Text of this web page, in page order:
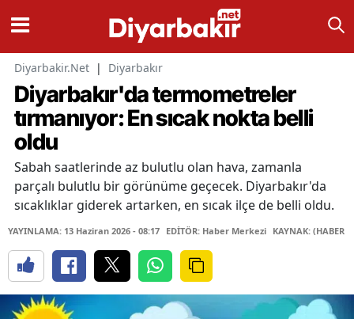
Diyarbakir.Net | Diyarbakır
Diyarbakır'da termometreler
tırmanıyor: En sıcak nokta belli
oldu
Sabah saatlerinde az bulutlu olan hava, zamanla
parçalı bulutlu bir görünüme geçecek. Diyarbakır'da
sıcaklıklar giderek artarken, en sıcak ilçe de belli oldu.
YAYINLAMA: 13 Haziran 2026 - 08:17 EDİTÖR: Haber Merkezi KAYNAK: (HABER